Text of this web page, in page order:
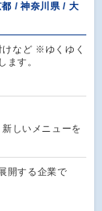
/ 神奈川県 / 大
けなど ※ゆくゆく
ます。
しいメニューを
開する企業で